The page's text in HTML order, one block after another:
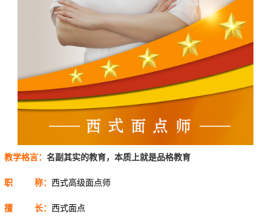
教学格言： 名副其实的教育，本质上就是品格教育
职 称： 西式高级面点师
擅 长： 西式面点